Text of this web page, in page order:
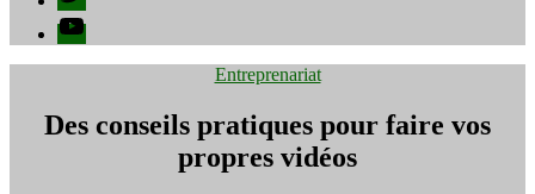
YouTube
Catégories
Entreprenariat
Des conseils pratiques pour faire vos
propres vidéos